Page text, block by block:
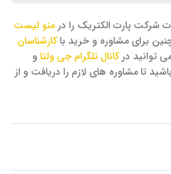
شرکت پارت الکتریک را در منو لیست
برای مشاوره و خرید باکارشناسان
توانید درکانال تلگرام جی ولتاو
تا مشاوره های لازم را دریافت و از